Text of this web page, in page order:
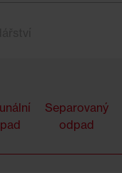
Separovaný
odpad